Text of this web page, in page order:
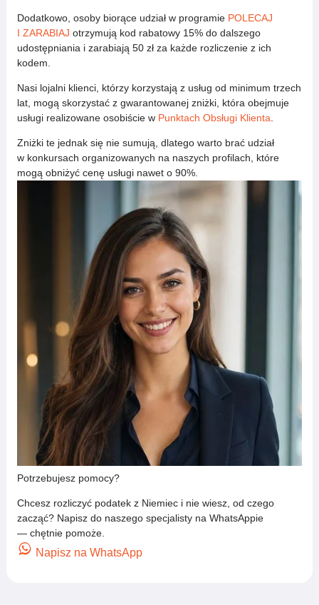
Dodatkowo, osoby biorące udział w programie POLECAJ
I ZARABIAJ otrzymują kod rabatowy 15% do dalszego
udostępniania i zarabiają 50 zł za każde rozliczenie z ich
kodem.
Nasi lojalni klienci, którzy korzystają z usług od minimum trzech
lat, mogą skorzystać z gwarantowanej zniżki, która obejmuje
usługi realizowane osobiście w Punktach Obsługi Klienta.
Zniżki te jednak się nie sumują, dlatego warto brać udział
w konkursach organizowanych na naszych profilach, które
mogą obniżyć cenę usługi nawet o 90%.
Potrzebujesz pomocy?
Chcesz rozliczyć podatek z Niemiec i nie wiesz, od czego
zacząć? Napisz do naszego specjalisty na WhatsAppie
— chętnie pomoże.
Napisz na WhatsApp